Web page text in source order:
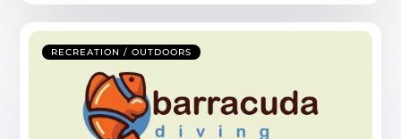
RECREATION / OUTDOORS